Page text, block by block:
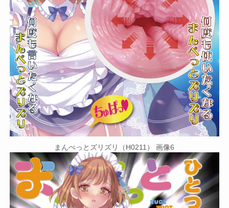
まんぺっとズリズリ（H0211） 画像6